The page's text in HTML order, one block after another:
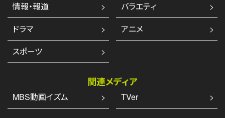
情報・報道
バラエティ
ドラマ
アニメ
スポーツ
関連メディア
MBS動画イズム TVer